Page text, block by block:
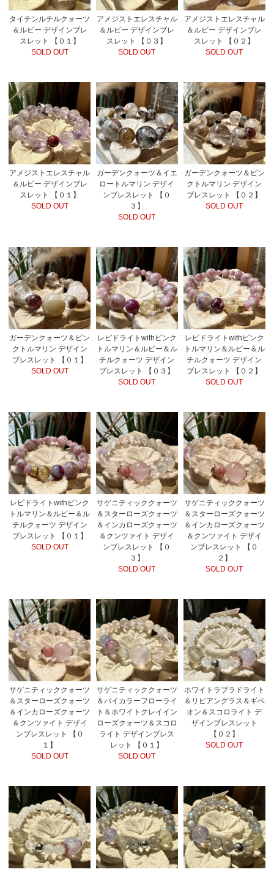
タイチンルチルクォーツ
＆ルビー デザインブレ
スレット 【０１】
SOLD OUT
アメジストエレスチャル
＆ルビー デザインブレ
スレット 【０３】
SOLD OUT
アメジストエレスチャル
＆ルビー デザインブレ
スレット 【０２】
SOLD OUT
アメジストエレスチャル
＆ルビー デザインブレ
スレット 【０１】
SOLD OUT
ガーデンクォーツ＆イエ
ロートルマリン デザイ
ンブレスレット 【０
３】
SOLD OUT
ガーデンクォーツ＆ピン
クトルマリン デザイン
ブレスレット 【０２】
SOLD OUT
ガーデンクォーツ＆ピン
クトルマリン デザイン
ブレスレット 【０１】
SOLD OUT
レピドライトwithピンク
トルマリン＆ルビー＆ル
チルクォーツ デザイン
ブレスレット 【０３】
SOLD OUT
レピドライトwithピンク
トルマリン＆ルビー＆ル
チルクォーツ デザイン
ブレスレット 【０２】
SOLD OUT
レピドライトwithピンク
トルマリン＆ルビー＆ル
チルクォーツ デザイン
ブレスレット 【０１】
SOLD OUT
サゲニティッククォーツ
＆スターローズクォーツ
＆インカローズクォーツ
＆クンツァイト デザイ
ンブレスレット 【０
３】
SOLD OUT
サゲニティッククォーツ
＆スターローズクォーツ
＆インカローズクォーツ
＆クンツァイト デザイ
ンブレスレット 【０
２】
SOLD OUT
サゲニティッククォーツ
＆スターローズクォーツ
＆インカローズクォーツ
＆クンツァイト デザイ
ンブレスレット 【０
１】
SOLD OUT
サゲニティッククォーツ
＆バイカラーフローライ
ト＆ホワイトクレイイン
ローズクォーツ＆スコロ
ライト デザインブレス
レット 【０１】
SOLD OUT
ホワイトラブラドライト
＆リビアングラス＆ギベ
オン＆スコロライト デ
ザインブレスレット
【０２】
SOLD OUT